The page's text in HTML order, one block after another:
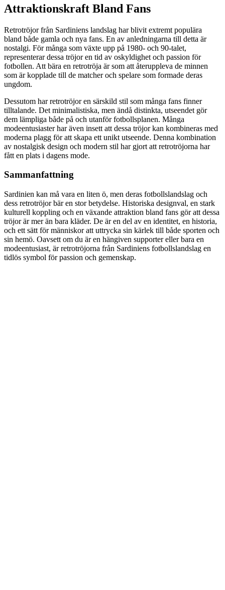
Attraktionskraft Bland Fans
Retrotröjor från Sardiniens landslag har blivit extremt populära
bland både gamla och nya fans. En av anledningarna till detta är
nostalgi. För många som växte upp på 1980- och 90-talet,
representerar dessa tröjor en tid av oskyldighet och passion för
fotbollen. Att bära en retrotröja är som att återuppleva de minnen
som är kopplade till de matcher och spelare som formade deras
ungdom.
Dessutom har retrotröjor en särskild stil som många fans finner
tilltalande. Det minimalistiska, men ändå distinkta, utseendet gör
dem lämpliga både på och utanför fotbollsplanen. Många
modeentusiaster har även insett att dessa tröjor kan kombineras med
moderna plagg för att skapa ett unikt utseende. Denna kombination
av nostalgisk design och modern stil har gjort att retrotröjorna har
fått en plats i dagens mode.
Sammanfattning
Sardinien kan må vara en liten ö, men deras fotbollslandslag och
dess retrotröjor bär en stor betydelse. Historiska designval, en stark
kulturell koppling och en växande attraktion bland fans gör att dessa
tröjor är mer än bara kläder. De är en del av en identitet, en historia,
och ett sätt för människor att uttrycka sin kärlek till både sporten och
sin hemö. Oavsett om du är en hängiven supporter eller bara en
modeentusiast, är retrotröjorna från Sardiniens fotbollslandslag en
tidlös symbol för passion och gemenskap.